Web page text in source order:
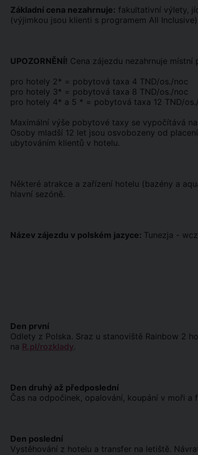
Základní cena nezahrnuje: fakultativní výlety,
(výjimkou jsou klienti s programem All
UPOZORNĚNÍ! Cena zájezdu nezahrnuje
pro hotely 2* = pobytová taxa 4 TND/os./noc
pro hotely 3* = pobytová taxa 8 TND/os./noc
pro hotely 4* a 5 * = pobytová taxa 12 TND/
Maximální výše pobytové taxy se vypočítává
Osoby mladší 12 let jsou osvobozeny od
ubytováním klientů v hotelu.
Některé atrakce a zařízení hotelu (bazény a
hlavní sezóně.
Název zájezdu v polském jazyce: Tunezja -
Den první
Odlety z Polska. Sraz u stanoviště Rainbow 2
na R.pl/rozklady.
Den druhý až předposlední
Čas na odpočinek, opalování, koupání v moři a
Den poslední
Vystěhování z hotelu a transfer na letiště.